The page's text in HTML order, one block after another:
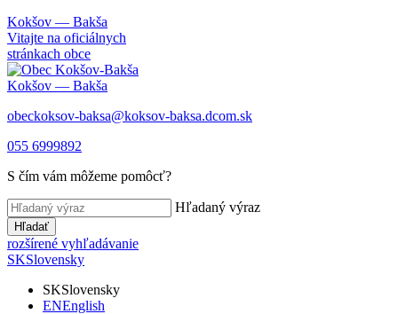
Kokšov — Bakša
Vitajte na oficiálnych
stránkach obce
Kokšov — Bakša
obeckoksov-baksa@koksov-baksa.dcom.sk
055 6999892
S čím vám môžeme pomôcť?
Hľadaný výraz
Hľadať
rozšírené vyhľadávanie
SKSlovensky
SKSlovensky
ENEnglish